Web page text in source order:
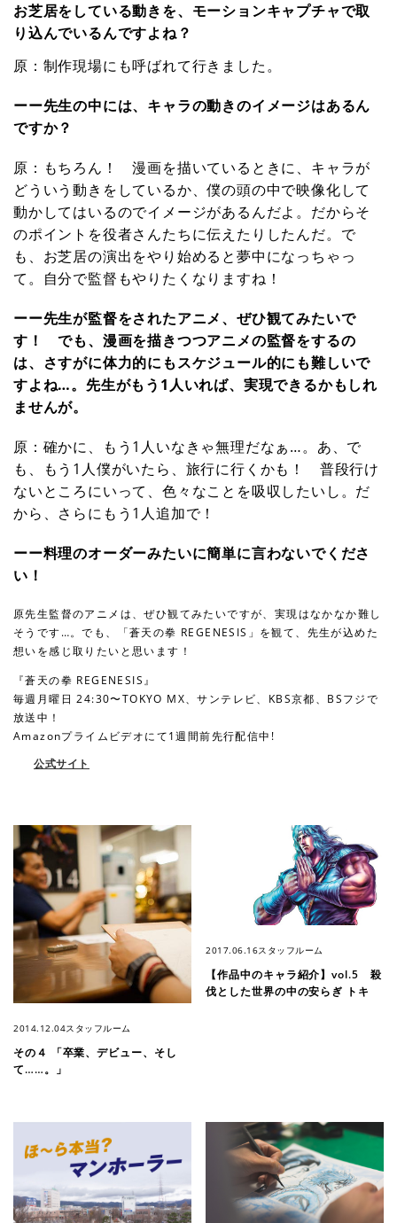
お芝居をしている動きを、モーションキャプチャで取
り込んでいるんですよね？
原：制作現場にも呼ばれて行きました。
ーー先生の中には、キャラの動きのイメージはあるん
ですか？
原：もちろん！ 漫画を描いているときに、キャラが
どういう動きをしているか、僕の頭の中で映像化して
動かしてはいるのでイメージがあるんだよ。だからそ
のポイントを役者さんたちに伝えたりしたんだ。で
も、お芝居の演出をやり始めると夢中になっちゃっ
て。自分で監督もやりたくなりますね！
ーー先生が監督をされたアニメ、ぜひ観てみたいで
す！ でも、漫画を描きつつアニメの監督をするの
は、さすがに体力的にもスケジュール的にも難しいで
すよね…。先生がもう1人いれば、実現できるかもしれ
ませんが。
原：確かに、もう1人いなきゃ無理だなぁ…。あ、で
も、もう1人僕がいたら、旅行に行くかも！ 普段行け
ないところにいって、色々なことを吸収したいし。だ
から、さらにもう1人追加で！
ーー料理のオーダーみたいに簡単に言わないでくださ
い！
原先生監督のアニメは、ぜひ観てみたいですが、実現はなかなか難し
そうです…。でも、「蒼天の拳 REGENESIS」を観て、先生が込めた
想いを感じ取りたいと思います！
『蒼天の拳 REGENESIS』
毎週月曜日 24:30〜TOKYO MX、サンテレビ、KBS京都、BSフジで
放送中！
Amazonプライムビデオにて1週間前先行配信中!
公式サイト
2014.12.04スタッフルーム
その４ 「卒業、デビュー、そし
て……。」
2017.06.16スタッフルーム
【作品中のキャラ紹介】vol.5 殺
伐とした世界の中の安らぎ トキ